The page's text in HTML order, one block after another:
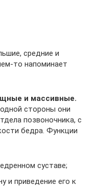
средние и
то напоминает
и массивные.
стороны они
позвоночника, с
бедра. Функции
суставе;
и приведение его к